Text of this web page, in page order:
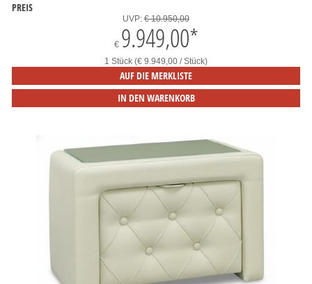
PREIS
UVP: € 10.950,00
€ 9.949,00*
1 Stück (€ 9.949,00 / Stück)
AUF DIE MERKLISTE
IN DEN WARENKORB